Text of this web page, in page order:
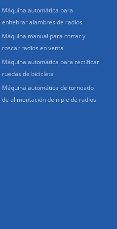
Máquina automática para
enhebrar alambres de radios
Máquina manual para cortar y
roscar radios en venta
Máquina automática para rectificar
ruedas de bicicleta
Máquina automática de torneado
de alimentación de niple de radios